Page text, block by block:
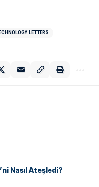
LETTERS
Nasıl Ateşledi?